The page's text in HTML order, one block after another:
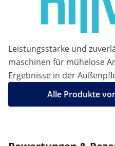
Leistungsstarke und
maschinen für mühelose
Ergebnisse in der
Alle Produkte